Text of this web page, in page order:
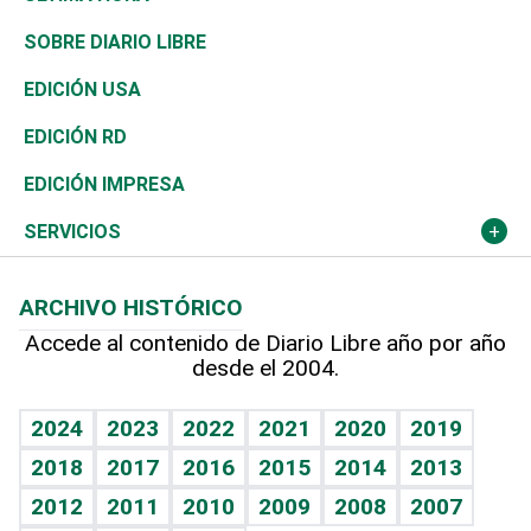
José Boquete
Reportajes
Asia
África
Ocenanía
Caribe
Resto del mundo
Consumo
Vivienda
Telecom.
Global y variable
Economía personal
Belleza
Buena Vida
Sociales
Novedades
Podcast Arte Libre
Hablando con el pediatra
Vida y familia
Eñe
Celebrando la vida
Golf
Ciclismo
Tenis
Olimpismo
Más deportes
Línea de hit
TBT Deportivo
De buena tinta
En Directo
El Espía
Noticiero Poteleche
Columnistas
Más firmas
Clima
Tecnología
Historia
Martes de tecnología
Cambio climático
Mundo
Economía
Revista
Deportes
Opinión
Hecho en casa
Guía del dinero
SOBRE DIARIO LIBRE
EDICIÓN USA
EDICIÓN RD
EDICIÓN IMPRESA
SERVICIOS
Cumpleaños
Horóscopos
Crucigramas
ARCHIVO HISTÓRICO
Accede al contenido de Diario Libre año por año
desde el 2004.
2024 2023 2022 2021 2020
2019
2018
2017 2016 2015 2014
2013
2012
2011 2010 2009 2008 2007